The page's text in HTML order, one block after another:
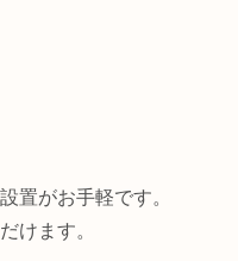
置がお手軽です。
けます。